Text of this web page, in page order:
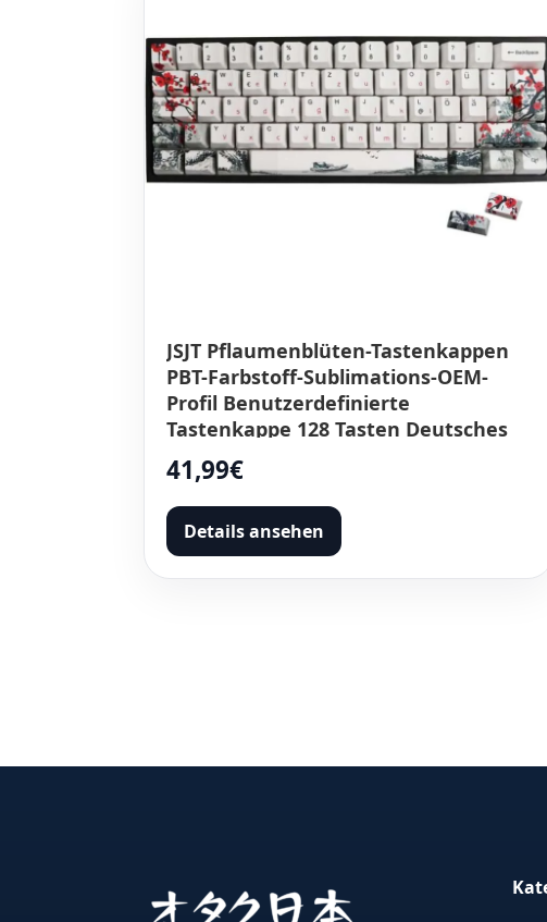
JSJT Pflaumenblüten-Tastenkappen
PBT-Farbstoff-Sublimations-OEM-
Profil Benutzerdefinierte
Tastenkappe 128 Tasten Deutsches
Tastenkappen für 61/87/104/108
Cherry MX Switches mechanische
Tastaturen
41,99€
Details ansehen